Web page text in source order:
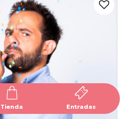
Tienda Entradas